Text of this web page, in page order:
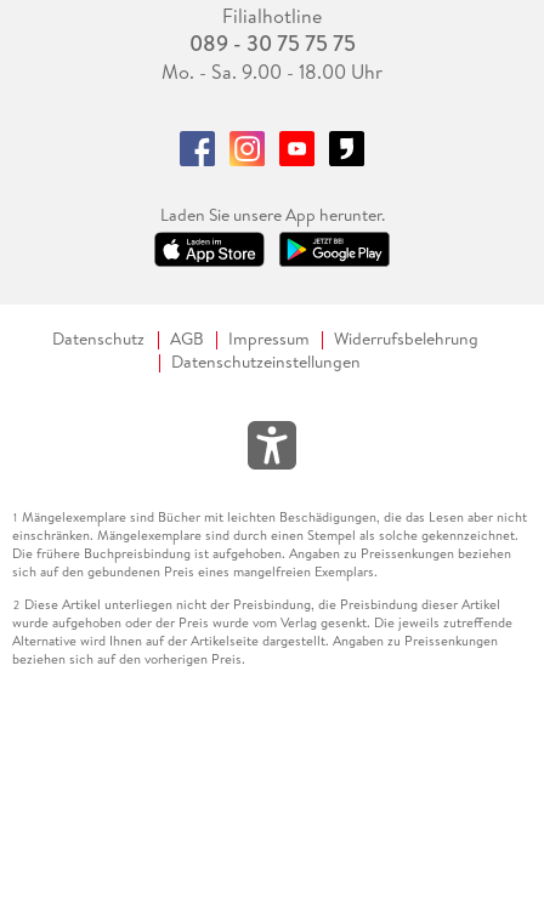
Filialhotline
089 - 30 75 75 75
Mo. - Sa. 9.00 - 18.00 Uhr
Laden Sie unsere App herunter.
Datenschutz AGB Impressum
Widerrufsbelehrung
Datenschutzeinstellungen
1 Mängelexemplare sind Bücher mit leichten Beschädigungen, die das Lesen aber nicht
einschränken. Mängelexemplare sind durch einen Stempel als solche gekennzeichnet.
Die frühere Buchpreisbindung ist aufgehoben. Angaben zu Preissenkungen beziehen
sich auf den gebundenen Preis eines mangelfreien Exemplars.
2 Diese Artikel unterliegen nicht der Preisbindung, die Preisbindung dieser Artikel
wurde aufgehoben oder der Preis wurde vom Verlag gesenkt. Die jeweils zutreffende
Alternative wird Ihnen auf der Artikelseite dargestellt. Angaben zu Preissenkungen
beziehen sich auf den vorherigen Preis.